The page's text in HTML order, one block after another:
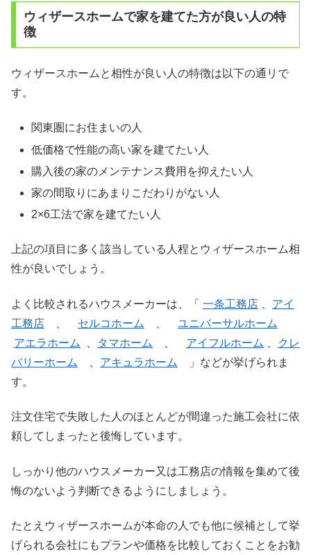
ウィザースホームで家を建てた方が良い人の特
徴
ウィザースホームと相性が良い人の特徴は以下の通リで
す。
関東圏にお住まいの人
低価格で性能の高い家を建てたい人
購入後の家のメンテナンス費用を抑えたい人
家の間取りにあまりこだわりがない人
2×6工法で家を建てたい人
上記の項目に多く該当している人程とウィザースホーム相
性が良いでしょう。
よく比較されるハウスメーカーは、「 一条工務店
アイ
工務店
セルコホーム
ユニバーサルホーム
アエラホーム
タマホーム アイフルホーム
クレ
バリーホーム
アキュラホーム
」などが挙げられま
す。
注文住宅で失敗した人のほとんどが間違った施工会社に依
頼してしまったと後悔しています。
しっかり他のハウスメーカー又は工務店の情報を集めて後
悔のないよう判断できるようにしましょう。
たとえウィザースホームが本命の人でも他に候補として挙
げられる会社にもプランや価格を比較しておくことをお勧